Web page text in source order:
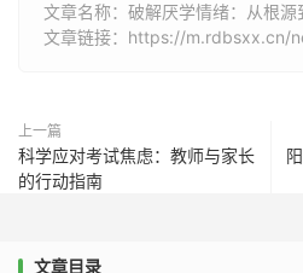
文章名称：破解厌学情绪：从根源
文章链接：https://m.rdbsxx.cn/
上一篇
科学应对考试焦虑：教师与家长
的行动指南
文章目录